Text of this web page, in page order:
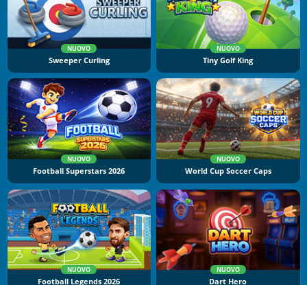
NUOVO
Sweeper Curling
NUOVO
Tiny Golf King
NUOVO
Football Superstars 2026
NUOVO
World Cup Soccer Caps
NUOVO
Football Legends 2026
NUOVO
Dart Hero